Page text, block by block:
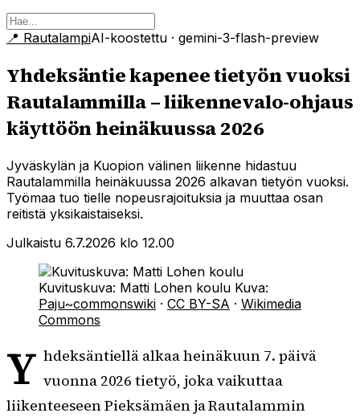
📍 RautalampiAI-koostettu · gemini-3-flash-preview
Yhdeksäntie kapenee tietyön vuoksi
Rautalammilla – liikennevalo-ohjaus
käyttöön heinäkuussa 2026
Jyväskylän ja Kuopion välinen liikenne hidastuu
Rautalammilla heinäkuussa 2026 alkavan tietyön vuoksi.
Työmaa tuo tielle nopeusrajoituksia ja muuttaa osan
reitistä yksikaistaiseksi.
Julkaistu 6.7.2026 klo 12.00
Kuvituskuva: Matti Lohen koulu Kuva:
Paju~commonswiki · CC BY-SA · Wikimedia
Commons
Y hdeksäntiellä alkaa heinäkuun 7. päivä
vuonna 2026 tietyö, joka vaikuttaa
liikenteeseen Pieksämäen ja Rautalammin